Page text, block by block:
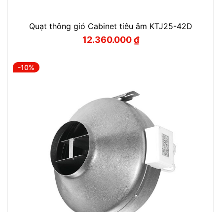
Quạt thông gió Cabinet tiêu âm KTJ25-42D
Giá
12.360.000₫
Giá
-10%